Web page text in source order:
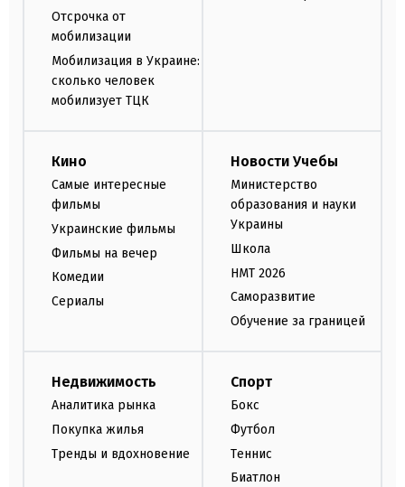
Отсрочка от
мобилизации
Мобилизация в Украине:
сколько человек
мобилизует ТЦК
Кино
Самые интересные
фильмы
Украинские фильмы
Фильмы на вечер
Комедии
Сериалы
Новости Учебы
Министерство
образования и науки
Украины
Школа
НМТ 2026
Саморазвитие
Обучение за границей
Недвижимость
Аналитика рынка
Покупка жилья
Тренды и вдохновение
Спорт
Бокс
Футбол
Теннис
Биатлон